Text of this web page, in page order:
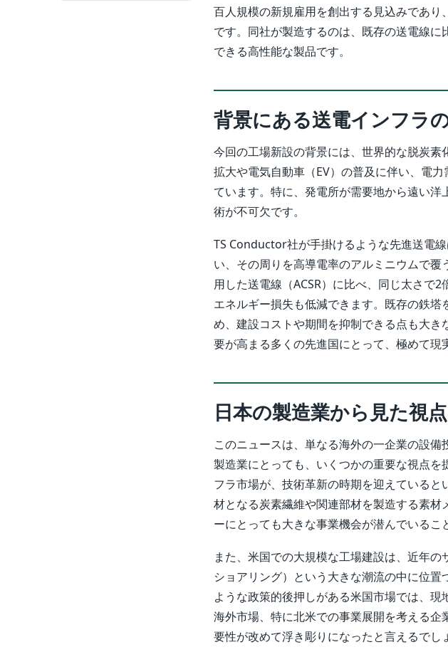
百人規模の新規雇用を創出する見込みであ
です。同社が製造するのは、既存の送電線
できる高性能な製品です。
背景にある送電インフラ
今回の工場新設の背景には、世界的な脱炭
拡大や電気自動車（EV）の普及に伴い、電
ています。特に、発電所が需要地から遠い
術が不可欠です。
TS Conductor社が手掛けるような先進送電
い、その周りを高導電率のアルミニウムで
用した送電線（ACSR）に比べ、同じ太さで
エネルギー損失も低減できます。既存の鉄
め、建設コストや期間を抑制できる点も大
要が高まる多くの先進国にとって、極めて現
日本の製造業から見た視点
このニュースは、単なる海外の一企業の設
製造業にとっても、いくつかの重要な視点
フラ市場が、技術革新の時期を迎えている
材となる炭素繊維や関連部材を製造する素
ーにとっても大きな事業機会が潜んでいるこ
また、米国での大規模な工場建設は、近年
ショアリング）という大きな潮流の中に位
ような政策的後押しがある米国市場では、現
海外市場、特に北米での事業展開を考える
要性が改めて浮き彫りになったと言えるでし